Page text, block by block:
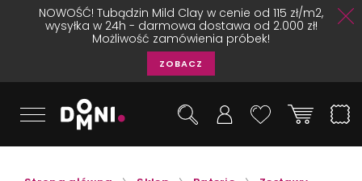
NOWOŚĆ! Tubądzin Mild Clay w cenie od 115 zł/m2,
wysyłka w 24h - darmowa dostawa od 2.000 zł!
Możliwość zamówienia próbek!
ZOBACZ